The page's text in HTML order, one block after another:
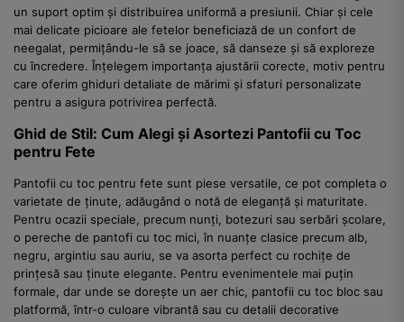
un suport optim și distribuirea uniformă a presiunii. Chiar și cele
mai delicate picioare ale fetelor beneficiază de un confort de
neegalat, permițându-le să se joace, să danseze și să exploreze
cu încredere. Înțelegem importanța ajustării corecte, motiv pentru
care oferim ghiduri detaliate de mărimi și sfaturi personalizate
pentru a asigura potrivirea perfectă.
Ghid de Stil: Cum Alegi și Asortezi Pantofii cu Toc
pentru Fete
Pantofii cu toc pentru fete sunt piese versatile, ce pot completa o
varietate de ținute, adăugând o notă de eleganță și maturitate.
Pentru ocazii speciale, precum nunți, botezuri sau serbări școlare,
o pereche de pantofi cu toc mici, în nuanțe clasice precum alb,
negru, argintiu sau auriu, se va asorta perfect cu rochițe de
prințesă sau ținute elegante. Pentru evenimentele mai puțin
formale, dar unde se dorește un aer chic, pantofii cu toc bloc sau
platformă, într-o culoare vibrantă sau cu detalii decorative